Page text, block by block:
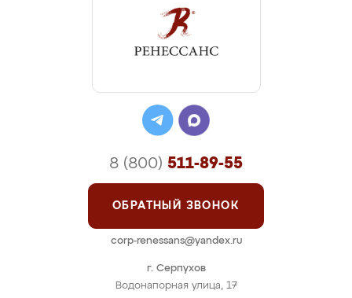
г. Серпухов
Водонапорная улица, 17
8 (800) 511-89-55
ОБРАТНЫЙ ЗВОНОК
corp-renessans@yandex.ru